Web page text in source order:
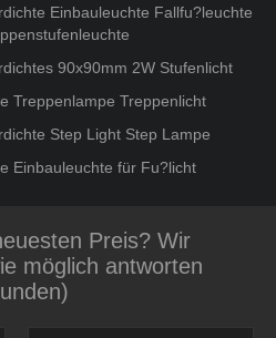
Einbauleuchte Fallfu?leuchte
90x90mm 2W Stufenlicht
Treppenlampe Treppenlicht
Step Light Step Lampe
Einbauleuchte für Fu?licht
Preis? Wir
möglich antworten